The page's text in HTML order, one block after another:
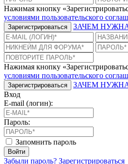
Нажимая кнопку
условиями пользовательского
Зарегистрироваться ЗАЧЕМ
Нажимая кнопку
условиями пользовательского
Зарегистрироваться
ЗАЧЕМ
Вход
E-mail (логин):
Пароль:
Запомнить пароль
Войти
Забыли пароль? Зарегистрироваться